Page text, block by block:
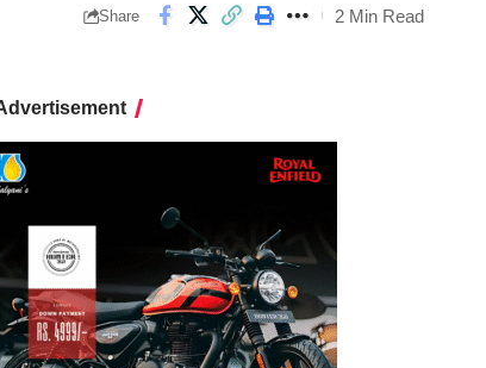
Share 2 Min Read